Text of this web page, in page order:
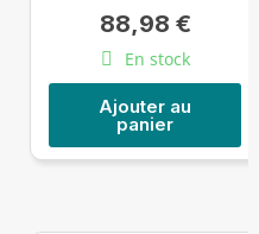
88,98 €
En stock
Ajouter au
panier